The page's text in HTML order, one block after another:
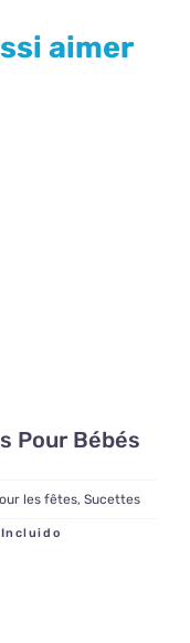
aimer
Pour Bébés
les fêtes, Sucettes
Incluido